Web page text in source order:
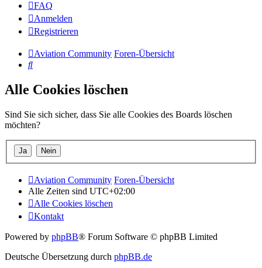
FAQ
Anmelden
Registrieren
Aviation Community Foren-Übersicht
Suche
Alle Cookies löschen
Sind Sie sich sicher, dass Sie alle Cookies des Boards löschen
möchten?
Aviation Community Foren-Übersicht
Alle Zeiten sind UTC+02:00
Alle Cookies löschen
Kontakt
Powered by phpBB® Forum Software © phpBB Limited
Deutsche Übersetzung durch phpBB.de